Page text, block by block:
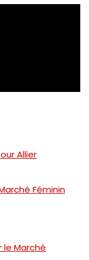
Allier
Féminin
le Marché